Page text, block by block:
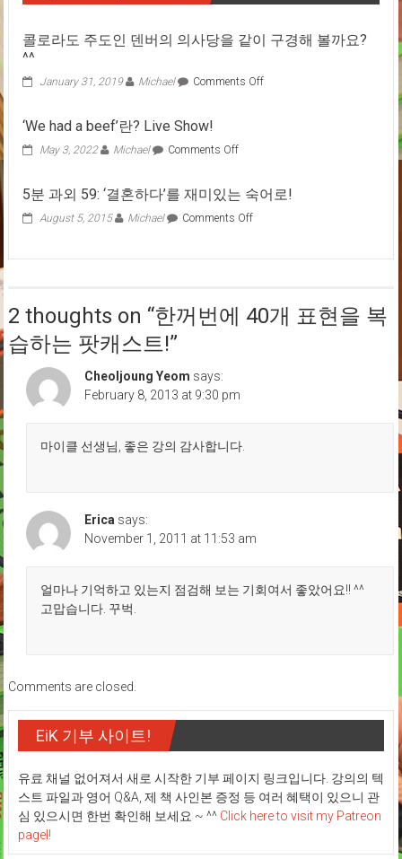
콜로라도 주도인 덴버의 의사당을 같이 구경해 볼까요?
^^
January 31, 2019 Michael Comments Offon
인
의
을
같
‘We had a beef’란? Live Show!
May 3, 2022 Michael Comments Offon
a
beef’란?
5분 과외 59: ‘결혼하다’를 재미있는 숙어로!
August 5, 2015 Michael Comments Offon
‘결
2 thoughts on “한꺼번에 40개 표현을 복
습하는 팟캐스트!”
Cheoljoung Yeom says:
February 8, 2013 at 9:30 pm
마이클 선생님, 좋은 강의 감사합니다.
Erica says:
November 1, 2011 at 11:53 am
얼마나 기억하고 있는지 점검해 보는 기회여서 좋았어요!! ^^
고맙습니다. 꾸벅.
Comments are closed.
EiK 기부 사이트!
유료 채널 없어져서 새로 시작한 기부 페이지 링크입니다. 강의의 텍
스트 파일과 영어 Q&A, 제 책 사인본 증정 등 여러 혜택이 있으니 관
심 있으시면 한번 확인해 보세요 ~ ^^ Click here to visit my Patreon
pagel!